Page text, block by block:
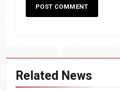
Related News